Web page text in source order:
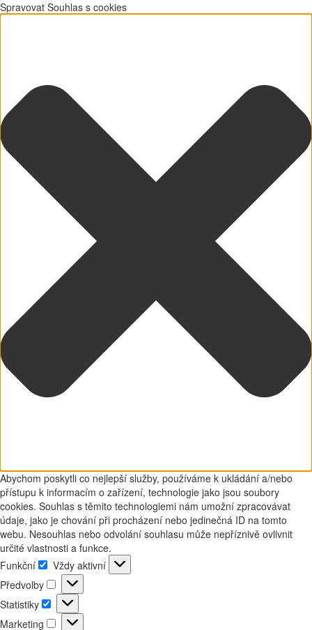
Spravovat Souhlas s cookies
Abychom poskytli co nejlepší služby, používáme k ukládání a/nebo
přístupu k informacím o zařízení, technologie jako jsou soubory
cookies. Souhlas s těmito technologiemi nám umožní zpracovávat
údaje, jako je chování při procházení nebo jedinečná ID na tomto
webu. Nesouhlas nebo odvolání souhlasu může nepříznivě ovlivnit
určité vlastnosti a funkce.
Funkční
Funkční
Vždy aktivní
Předvolby
Předvolby
Statistiky
Statistiky
Marketing